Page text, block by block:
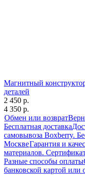
Магнитный
деталей
2 450 р.
4 350 р.
Обмен или возврат
Бесплатная доставка
самовывоза Boxberry.
МосквеГарантия и
материалов.
Разные способы оплаты
банковской картой или